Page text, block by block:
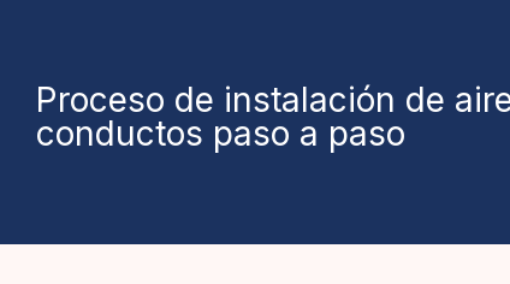
Proceso de instalación de
conductos paso a paso